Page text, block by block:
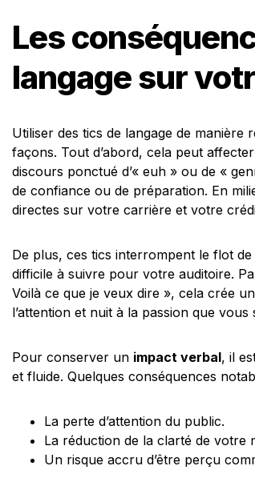
Les
langage sur
Utiliser des tics de langage de
façons. Tout d’abord, cela peut
discours ponctué d’« euh » ou de «
de confiance ou de préparation. En
directes sur votre carrière et votre
De plus, ces tics interrompent le flot
difficile à suivre pour votre auditoire.
Voilà ce que je veux dire », cela crée
l’attention et nuit à la passion que
Pour conserver un impact verbal, il
et fluide. Quelques conséquences
La perte d’attention du public.
La réduction de la clarté de votre
Un risque accru d’être perçu